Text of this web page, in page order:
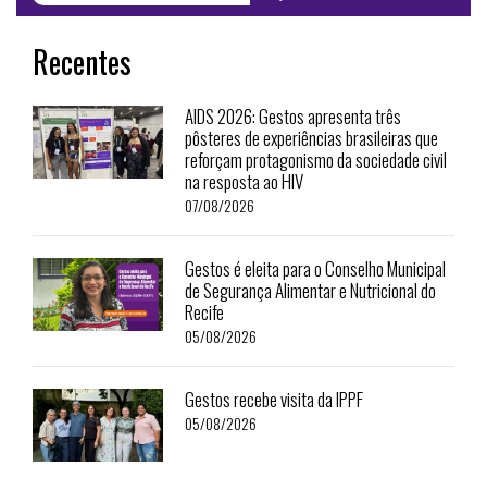
Recentes
AIDS 2026: Gestos apresenta três
pôsteres de experiências brasileiras que
reforçam protagonismo da sociedade civil
na resposta ao HIV
07/08/2026
Gestos é eleita para o Conselho Municipal
de Segurança Alimentar e Nutricional do
Recife
05/08/2026
Gestos recebe visita da IPPF
05/08/2026